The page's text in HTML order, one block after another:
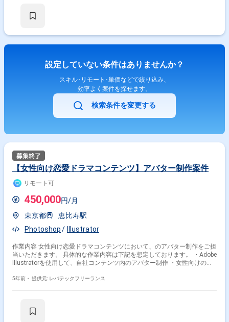
設定していない条件はありませんか？
スキル･リモート･単価などで絞り込み、
効率よく案件を探せます。
検索条件を変更する
【女性向け恋愛ドラマコンテンツ】アバター制作案件
リモート可
450,000円/月
東京都
恵比寿駅
Photoshop
Illustrator
作業内容 女性向け恋愛ドラマコンテンツにおいて、のアバター制作をご担
当いただきます。 具体的な作業内容は下記を想定しております。 ・Adobe
Illustratorを使用して、自社コンテンツ内のアバター制作 ・女性向けのド
5年前・ 提供元: レバテックフリーランス